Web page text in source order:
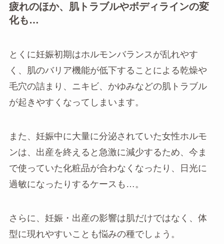
疲れのほか、肌トラブルやボディラインの変
化も…
とくに妊娠初期はホルモンバランスが乱れやす
く、肌のバリア機能が低下することによる乾燥や
毛穴の詰まり、ニキビ、かゆみなどの肌トラブル
が起きやすくなってしまいます。
また、妊娠中に大量に分泌されていた女性ホルモ
ンは、出産を終えると急激に減少するため、今ま
で使っていた化粧品が合わなくなったり、日光に
過敏になったりするケースも…。
さらに、妊娠・出産の影響は肌だけではなく、体
型に現れやすいことも悩みの種でしょう。